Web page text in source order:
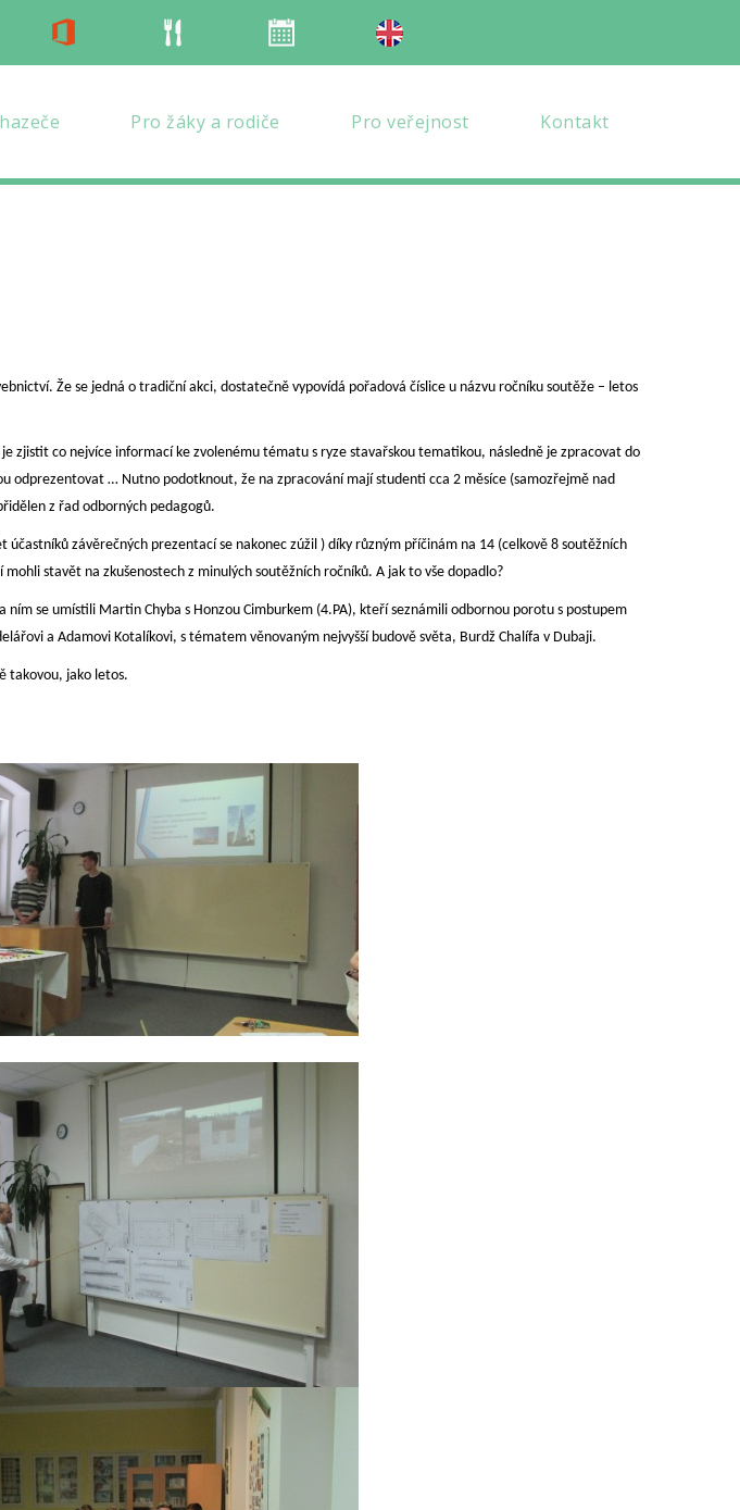
Organizace školního roku
Pro žáky a rodiče Pro veřejnost Kontakt
Že se jedná o tradiční akci, dostatečně vypovídá pořadová číslice u názvu ročníku soutěže – letos
co nejvíce informací ke zvolenému tématu s ryze stavařskou tematikou, následně je zpracovat do
… Nutno podotknout, že na zpracování mají studenti cca 2 měsíce (samozřejmě nad
z řad odborných pedagogů.
závěrečných prezentací se nakonec zúžil ) díky různým příčinám na 14 (celkově 8 soutěžních
mohli stavět na zkušenostech z minulých soutěžních ročníků. A jak to vše dopadlo?
se umístili Martin Chyba s Honzou Cimburkem (4.PA), kteří seznámili odbornou porotu s postupem
a Adamovi Kotalíkovi, s tématem věnovaným nejvyšší budově světa, Burdž Chalífa v Dubaji.
takovou, jako letos.